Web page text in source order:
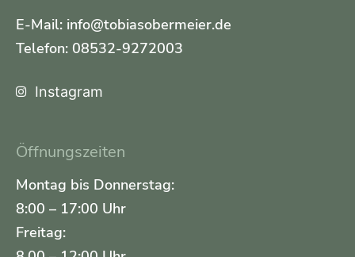
E-Mail: info@tobiasobermeier.de
Telefon: 08532-9272003
Instagram
Öffnungszeiten
Montag bis Donnerstag:
8:00 – 17:00 Uhr
Freitag: